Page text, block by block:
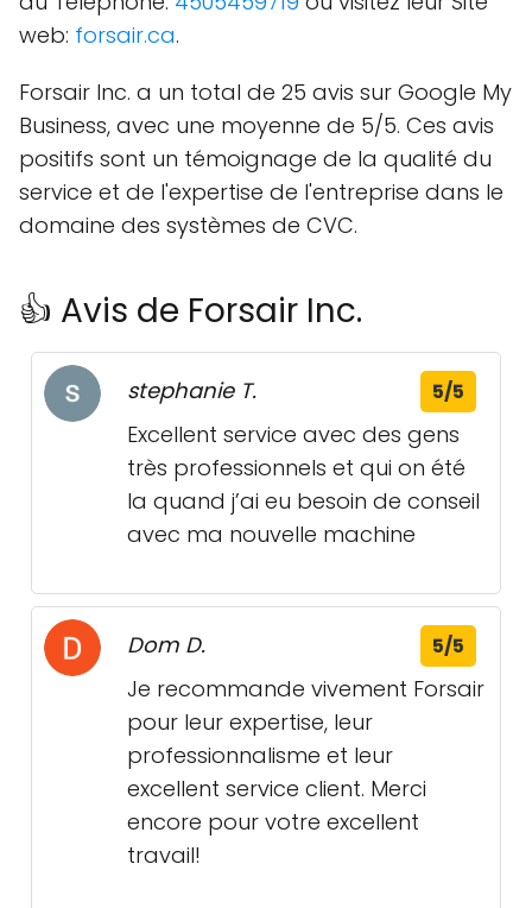
web: forsair.ca.
Forsair Inc. a un total de 25 avis sur Google My
Business, avec une moyenne de 5/5. Ces avis
positifs sont un témoignage de la qualité du
service et de l'expertise de l'entreprise dans le
domaine des systèmes de CVC.
👍 Avis de Forsair Inc.
stephanie T. 5/5
Excellent service avec des gens
très professionnels et qui on été
la quand j’ai eu besoin de conseil
avec ma nouvelle machine
Dom D. 5/5
Je recommande vivement Forsair
pour leur expertise, leur
professionnalisme et leur
excellent service client. Merci
encore pour votre excellent
travail!